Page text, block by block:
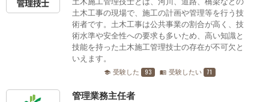
土木工事の現場で、施工の計画や管理等を行う技
術者です。土木工事は公共事業の割合が高く、技
術水準や安全性への要求も多いため、高い知識と
技能を持った土木施工管理技士の存在が不可欠と
いえます。
school 受験した 93 menu_book 受験したい 71
管理業務主任者